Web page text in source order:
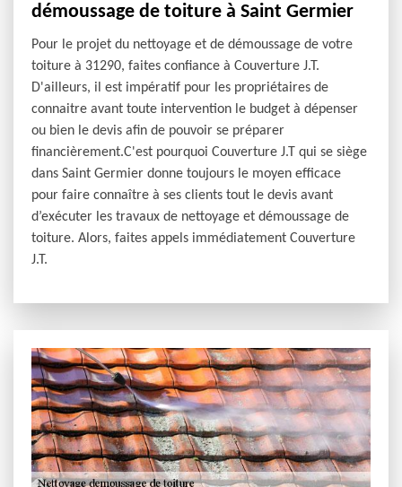
démoussage de toiture à Saint Germier
Pour le projet du nettoyage et de démoussage de votre
toiture à 31290, faites confiance à Couverture J.T.
D'ailleurs, il est impératif pour les propriétaires de
connaitre avant toute intervention le budget à dépenser
ou bien le devis afin de pouvoir se préparer
financièrement.C'est pourquoi Couverture J.T qui se siège
dans Saint Germier donne toujours le moyen efficace
pour faire connaître à ses clients tout le devis avant
d’exécuter les travaux de nettoyage et démoussage de
toiture. Alors, faites appels immédiatement Couverture
J.T.